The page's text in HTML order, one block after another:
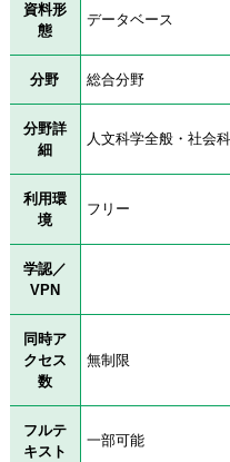
資料形
態
データベース
分野 総合分野
分野詳
細
人文科学全般・社会
利用環
境
フリー
学認／
VPN
同時ア
クセス
数
無制限
フルテ
キスト
一部可能